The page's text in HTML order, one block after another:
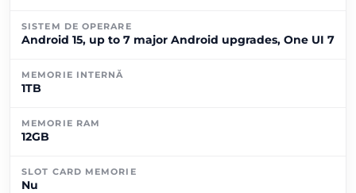
SISTEM DE OPERARE
Android 15, up to 7 major Android upgrades, One UI 7
MEMORIE INTERNĂ
1TB
MEMORIE RAM
12GB
SLOT CARD MEMORIE
Nu